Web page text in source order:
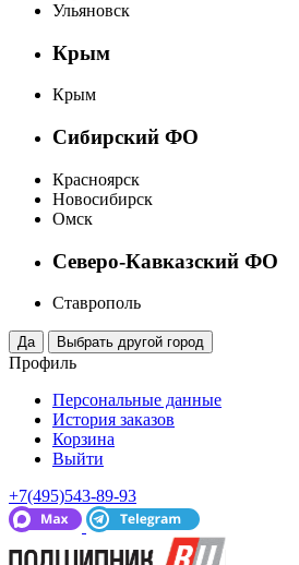
Ульяновск
Крым
Крым
Сибирский ФО
Красноярск
Новосибирск
Омск
Северо-Кавказский ФО
Ставрополь
Профиль
Персональные данные
История заказов
Корзина
Выйти
+7(495)543-89-93